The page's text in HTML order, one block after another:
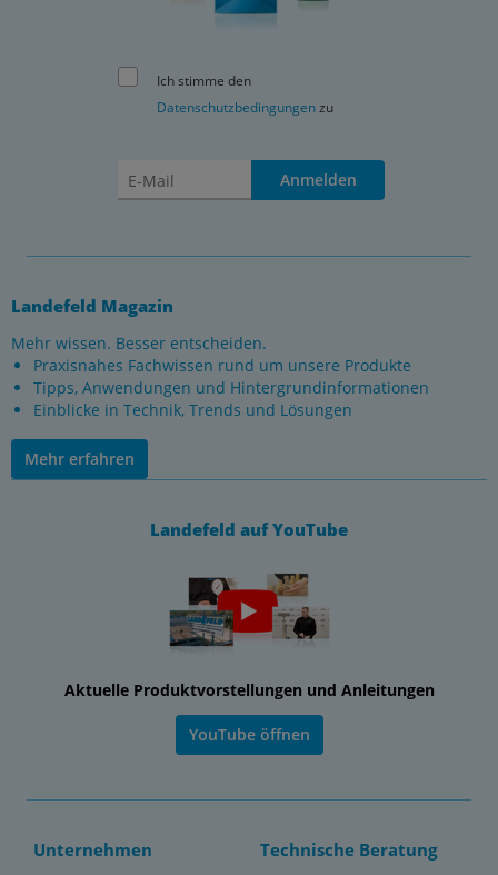
Ich stimme den
Datenschutzbedingungenzu
Anmelden
Landefeld Magazin
Mehr wissen. Besser entscheiden.
Praxisnahes Fachwissen rund um unsere Produkte
Tipps, Anwendungen und Hintergrundinformationen
Einblicke in Technik, Trends und Lösungen
Mehr erfahren
Landefeld auf YouTube
Aktuelle Produktvorstellungen und Anleitungen
YouTube öffnen
Unternehmen Technische Beratung